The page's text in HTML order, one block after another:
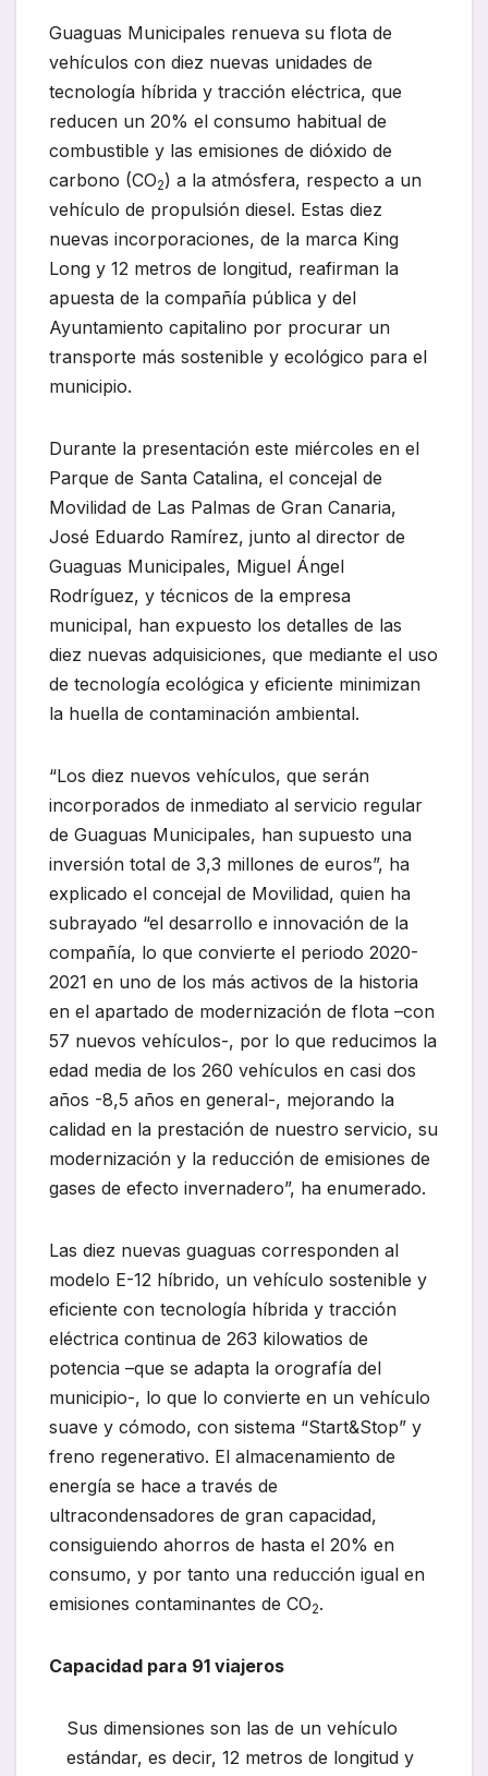
Guaguas Municipales renueva su flota de
vehículos con diez nuevas unidades de
tecnología híbrida y tracción eléctrica, que
reducen un 20% el consumo habitual de
combustible y las emisiones de dióxido de
carbono (CO2) a la atmósfera, respecto a un
vehículo de propulsión diesel. Estas diez
nuevas incorporaciones, de la marca King
Long y 12 metros de longitud, reafirman la
apuesta de la compañía pública y del
Ayuntamiento capitalino por procurar un
transporte más sostenible y ecológico para el
municipio.
Durante la presentación este miércoles en el
Parque de Santa Catalina, el concejal de
Movilidad de Las Palmas de Gran Canaria,
José Eduardo Ramírez, junto al director de
Guaguas Municipales, Miguel Ángel
Rodríguez, y técnicos de la empresa
municipal, han expuesto los detalles de las
diez nuevas adquisiciones, que mediante el uso
de tecnología ecológica y eficiente minimizan
la huella de contaminación ambiental.
“Los diez nuevos vehículos, que serán
incorporados de inmediato al servicio regular
de Guaguas Municipales, han supuesto una
inversión total de 3,3 millones de euros”, ha
explicado el concejal de Movilidad, quien ha
subrayado “el desarrollo e innovación de la
compañía, lo que convierte el periodo 2020-
2021 en uno de los más activos de la historia
en el apartado de modernización de flota –con
57 nuevos vehículos-, por lo que reducimos la
edad media de los 260 vehículos en casi dos
años -8,5 años en general-, mejorando la
calidad en la prestación de nuestro servicio, su
modernización y la reducción de emisiones de
gases de efecto invernadero”, ha enumerado.
Las diez nuevas guaguas corresponden al
modelo E-12 híbrido, un vehículo sostenible y
eficiente con tecnología híbrida y tracción
eléctrica continua de 263 kilowatios de
potencia –que se adapta la orografía del
municipio-, lo que lo convierte en un vehículo
suave y cómodo, con sistema “Start&Stop” y
freno regenerativo. El almacenamiento de
energía se hace a través de
ultracondensadores de gran capacidad,
consiguiendo ahorros de hasta el 20% en
consumo, y por tanto una reducción igual en
emisiones contaminantes de CO2.
Capacidad para 91 viajeros
Sus dimensiones son las de un vehículo
estándar, es decir, 12 metros de longitud y